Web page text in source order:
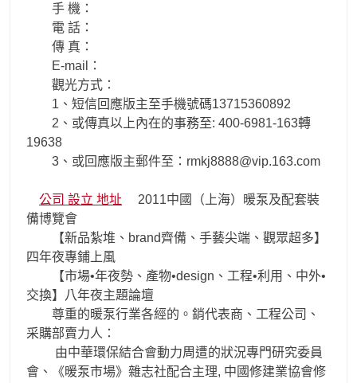
手 機：
電 話：
傳 真：
E-mail：
觀光方式：
1、短信回應版主至手機號碼13715360892
2、或傳真以上內在的事務至: 400-6981-163轉
19638
3、或回應版主郵件至：rmkj8888@vip.163.com
公司 設立 地址 2011中國（上海）暖泵及配套裝
備博覽會
【新品紮堆、brand齊備、手藝尖端、觀眾超多】
四年夜專鋪上風
【市場•年夜勢、產物•design、工程•利用、中外•
交換】八年夜主題論壇
尊重的暖泵行業各經的。銷代表商、工程公司、
采購部賣力人：
由中華環保結合會動力周遭的狀況專門研究委員
會、《暖泵市場》雜志社配合主理, 中國修建業協會修